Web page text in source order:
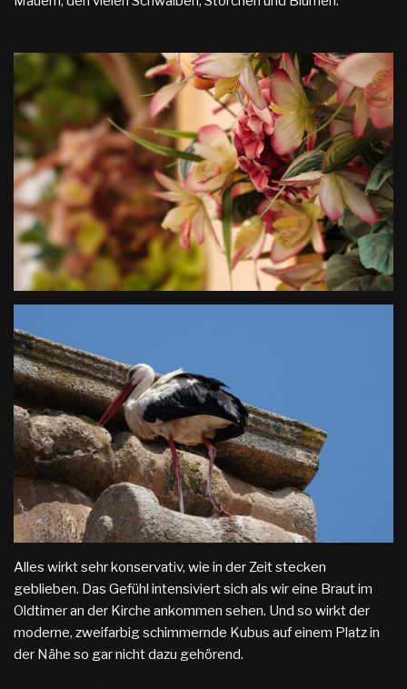
Alles wirkt sehr konservativ, wie in der Zeit stecken
geblieben. Das Gefühl intensiviert sich als wir eine Braut im
Oldtimer an der Kirche ankommen sehen. Und so wirkt der
moderne, zweifarbig schimmernde Kubus auf einem Platz in
der Nähe so gar nicht dazu gehörend.